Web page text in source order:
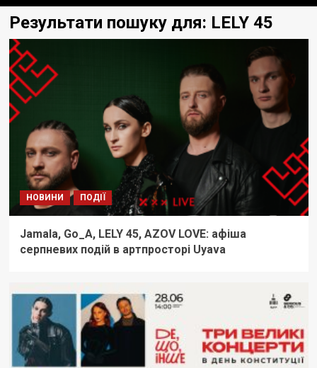
Результати пошуку для: LELY 45
НОВИНИ ПОДІЇ
Jamala, Go_A, LELY 45, AZOV LOVE: афіша
серпневих подій в артпросторі Uyava